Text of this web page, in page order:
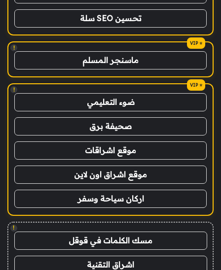
تحسين SEO سلة
!
ماسنجر المسلم
!
ضوء التعليمي
صحيفة برق
موقع اشراقات
موقع اشراق اون لاين
اركان سياحة وسفر
!
مسك الكلمات في قوقل
اشراق التقنية